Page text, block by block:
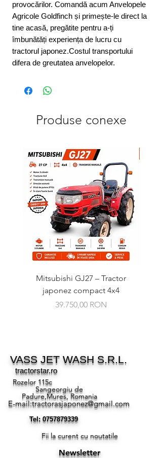
provocărilor. Comandă acum Anvelopele
Agricole Goldfinch și primește-le direct la
tine acasă, pregătite pentru a-ți
îmbunătăți experiența de lucru cu
tractorul japonez.Costul transportului
difera de greutatea anvelopelor.
Produse conexe
Mitsubishi GJ27 – Tractor
japonez compact 4x4
Preț
39.750,00 RON
VASS JET WASH S.R.L.
tractorstar.ro
Rozelor 115c
Sangeorgiu de
Padure,Mures, Romania
E-mail:tractorasjaponez@gmail.com
Tel: 0757879339
Fii la curent cu noutatile
Newsletter